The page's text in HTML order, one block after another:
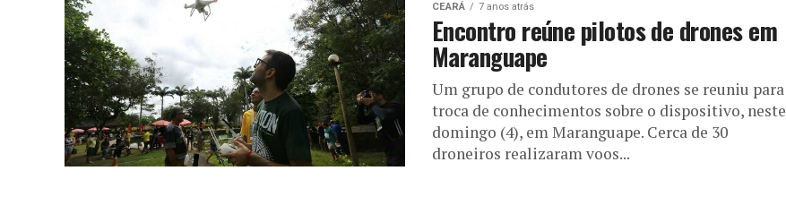
CEARÁ 7 anos atrás
Encontro reúne pilotos de drones em
Maranguape
Um grupo de condutores de drones se reuniu para
troca de conhecimentos sobre o dispositivo, neste
domingo (4), em Maranguape. Cerca de 30
droneiros realizaram voos...